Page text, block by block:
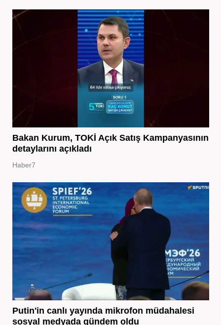
Bakan Kurum, TOKİ Açık Satış Kampanyasının
detaylarını açıkladı
Haber7
Putin'in canlı yayında mikrofon müdahalesi
sosyal medyada gündem oldu